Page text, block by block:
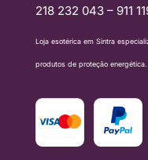
218 232 043 – 911
Loja esotérica em Sintra
produtos de proteção energética.